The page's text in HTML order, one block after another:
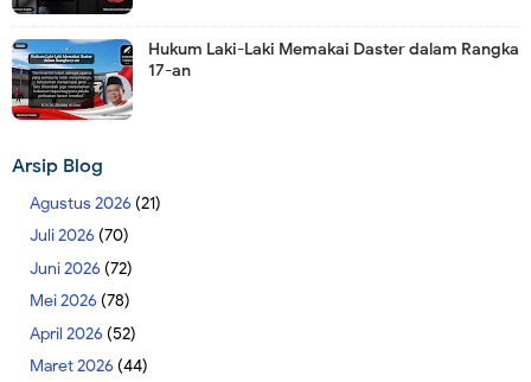
Hukum Laki-Laki Memakai Daster dalam Rangka
17-an
Arsip Blog
Agustus 2026 (21)
Juli 2026 (70)
Juni 2026 (72)
Mei 2026 (78)
April 2026 (52)
Maret 2026 (44)